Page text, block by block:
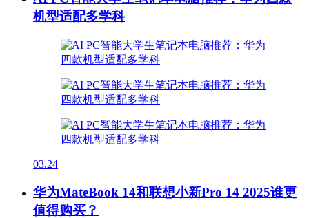
机型适配多学科
03.24
华为MateBook 14和联想小新Pro 14 2025谁更
值得购买？